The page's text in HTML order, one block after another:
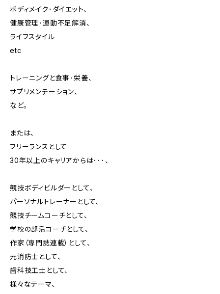
ボディメイク･ダイエット、
健康管理･運動不足解消、
ライフスタイル
etc
トレーニングと食事･栄養、
サプリメンテーション、
など。
または、
フリーランスとして
30年以上のキャリアからは･･･、
競技ボディビルダーとして、
パーソナルトレーナーとして、
競技チームコーチとして、
学校の部活コーチとして、
作家（専門誌連載）として、
元消防士として、
歯科技工士として、
様々なテーマ、